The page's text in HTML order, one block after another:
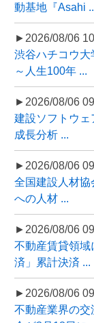
動基地『Asahi
►2026/08/06
渋谷ハチコウ
～人生100年 ...
►2026/08/06
建設ソフトウ
成長分析 ...
►2026/08/06
全国建設人材
への人材 ...
►2026/08/06
不動産賃貸領
済」累計決済 ...
►2026/08/06
不動産業界の